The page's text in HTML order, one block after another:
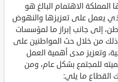
المملكة الاهتمام البالغ هو
يعمل على تعزيزها والنهوض
إلى جانب إبراز ما لمؤسسات
من خلال حث المواطنين على
وتعزيز مدى أهمية العمل
للمجتمع بشكل عام، ومن
القطاع ما يلي: